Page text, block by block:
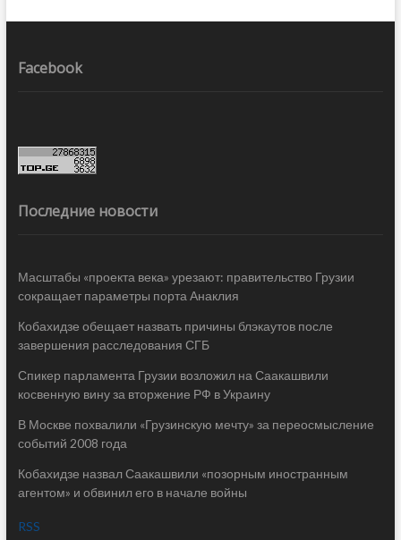
Facebook
Последние новости
Масштабы «проекта века» урезают: правительство Грузии
сокращает параметры порта Анаклия
Кобахидзе обещает назвать причины блэкаутов после
завершения расследования СГБ
Спикер парламента Грузии возложил на Саакашвили
косвенную вину за вторжение РФ в Украину
В Москве похвалили «Грузинскую мечту» за переосмысление
событий 2008 года
Кобахидзе назвал Саакашвили «позорным иностранным
агентом» и обвинил его в начале войны
RSS